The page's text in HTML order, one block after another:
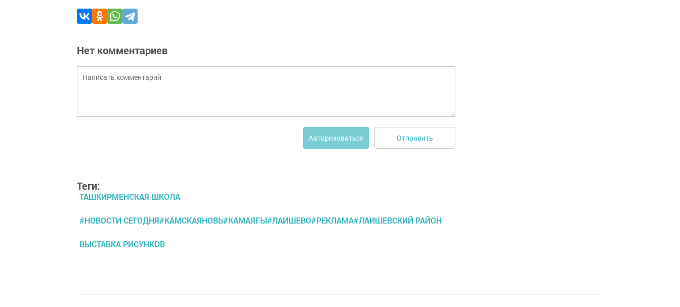
Нет комментариев
Авторизоваться Отправить
Теги:
ТАШКИРМЕНСКАЯ ШКОЛА
#НОВОСТИ СЕГОДНЯ#КАМСКАЯНОВЬ#КАМАЯГЫ#ЛАИШЕВО#РЕКЛАМА#ЛАИШЕВСКИЙ РАЙОН
ВЫСТАВКА РИСУНКОВ